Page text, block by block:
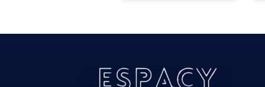
Todos Os Direitos Reservados 2022/2023​